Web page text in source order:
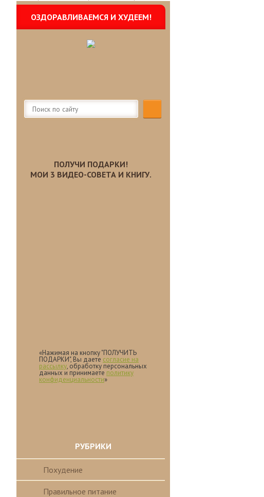
ОЗДОРАВЛИВАЕМСЯ И ХУДЕЕМ!
ПОЛУЧИ ПОДАРКИ!
МОИ 3 ВИДЕО-СОВЕТА И КНИГУ.
«Нажимая на кнопку "ПОЛУЧИТЬ
ПОДАРКИ", Вы даете согласие на
рассылку, обработку персональных
данных и принимаете политику
конфиденциальности»
РУБРИКИ
Похудение
Правильное питание